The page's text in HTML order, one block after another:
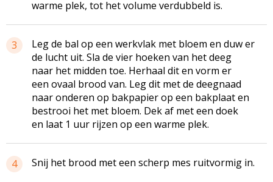
warme plek, tot het volume verdubbeld is.
3
Leg de bal op een werkvlak met bloem en duw er
de lucht uit. Sla de vier hoeken van het deeg
naar het midden toe. Herhaal dit en vorm er
een ovaal brood van. Leg dit met de deegnaad
naar onderen op bakpapier op een bakplaat en
bestrooi het met bloem. Dek af met een doek
en laat 1 uur rijzen op een warme plek.
4 Snij het brood met een scherp mes ruitvormig in.